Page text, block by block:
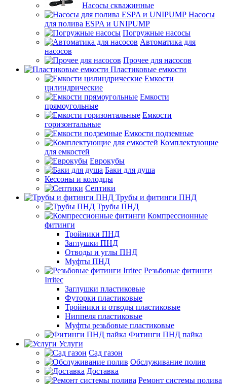
Насосы скважинные
Насосы
для полива ESPA и UNIPUMP
Погружные насосы
Автоматика для
насосов
Прочее для насосов
Пластиковые емкости
Емкости
цилиндрические
Емкости
прямоугольные
Емкости
горизонтальные
Емкости подземные
Комплектующие
для емкостей
Еврокубы
Баки для душа
Кессоны и колодцы
Септики
Трубы и фитинги ПНД
Трубы ПНД
Компрессионные
фитинги
Тройники ПНД
Заглушки ПНД
Отводы и углы ПНД
Муфты ПНД
Резьбовые фитинги
Irritec
Заглушки пластиковые
Футорки пластиковые
Тройники и отводы пластиковые
Ниппеля пластиковые
Муфты резьбовые пластиковые
Фитинги ПНД пайка
Услуги
Сад газон
Обслуживание полив
Доставка
Ремонт системы полива